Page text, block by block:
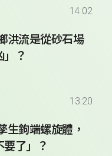
14:02
洪流是從砂石場
？
13:20
生鉤端螺旋體，
了」？